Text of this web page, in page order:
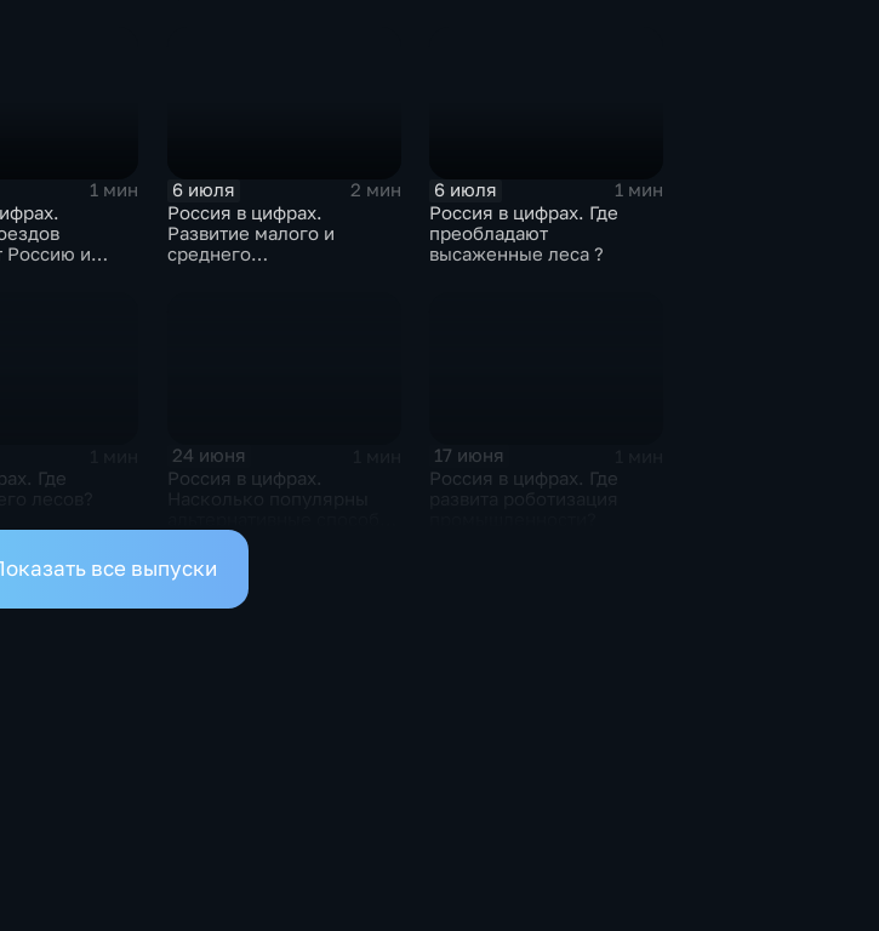
1 мин
Россию и
6 июля
2 мин
Россия в цифрах.
Развитие малого и
среднего
6 июля
1 мин
Россия в цифрах. Где
преобладают
высаженные леса ?
Где
24 июня
Россия в цифрах.
оплаты?
17 июня
Россия в цифрах. Где
все выпуски